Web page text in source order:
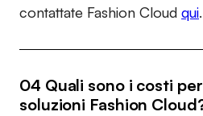
contattate Fashion Cloud qui.
04 Quali sono i costi
soluzioni Fashion